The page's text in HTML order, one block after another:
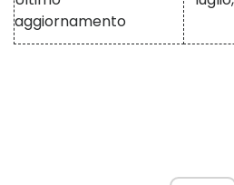
aggiornamento